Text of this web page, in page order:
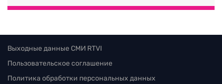
Выходные данные СМИ RTVI
Пользовательское соглашение
Политика обработки персональных данных